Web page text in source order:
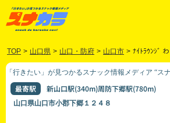
TOP > 山口県 > 山口・防府 > 山口市 > ﾅｲﾄﾗｳﾝｼﾞ
「行きたい」が見つかるスナック情報メディア “ス
最寄駅 新山口駅(340m)周防下郷駅(780m)
山口県山口市小郡下郷１２４８